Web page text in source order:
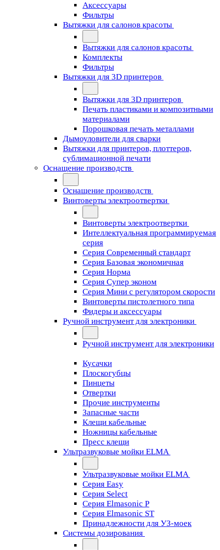
Аксессуары
Фильтры
Вытяжки для салонов красоты
Вытяжки для салонов красоты
Комплекты
Фильтры
Вытяжки для 3D принтеров
Вытяжки для 3D принтеров
Печать пластиками и композитными
материалами
Порошковая печать металлами
Дымоуловители для сварки
Вытяжки для принтеров, плоттеров,
сублимационной печати
Оснащение производств
Оснащение производств
Винтоверты электроотвертки
Винтоверты электроотвертки
Интеллектуальная программируемая
серия
Серия Современный стандарт
Серия Базовая экономичная
Серия Норма
Серия Cупер эконом
Серия Мини с регулятором скорости
Винтоверты пистолетного типа
Фидеры и аксессуары
Ручной инструмент для электроники
Ручной инструмент для электроники
Кусачки
Плоскогубцы
Пинцеты
Отвертки
Прочие инструменты
Запасные части
Клещи кабельные
Ножницы кабельные
Пресс клещи
Ультразвуковые мойки ELMA
Ультразвуковые мойки ELMA
Серия Easy
Серия Select
Серия Elmasonic P
Серия Elmasonic ST
Принадлежности для УЗ-моек
Системы дозирования